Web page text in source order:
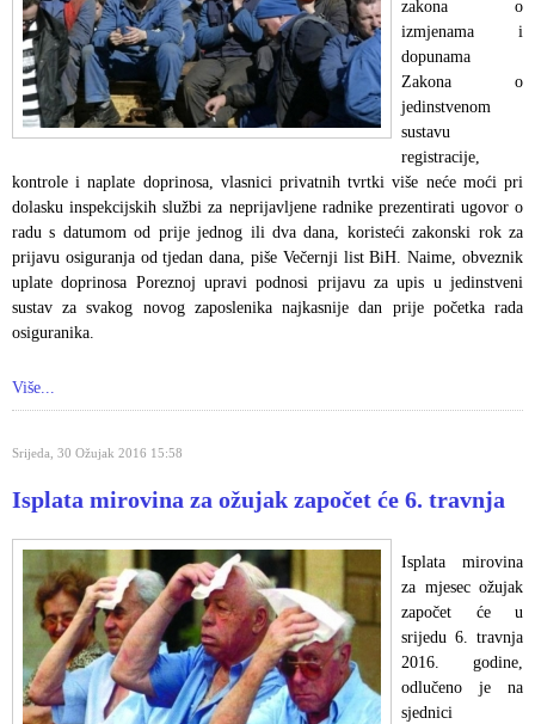
zakona o
izmjenama i
dopunama
Zakona o
jedinstvenom
sustavu
registracije,
kontrole i naplate doprinosa, vlasnici privatnih tvrtki više neće moći pri
dolasku inspekcijskih službi za neprijavljene radnike prezentirati ugovor o
radu s datumom od prije jednog ili dva dana, koristeći zakonski rok za
prijavu osiguranja od tjedan dana, piše Večernji list BiH. Naime, obveznik
uplate doprinosa Poreznoj upravi podnosi prijavu za upis u jedinstveni
sustav za svakog novog zaposlenika najkasnije dan prije početka rada
osiguranika.
Više...
Srijeda, 30 Ožujak 2016 15:58
Isplata mirovina za ožujak započet će 6. travnja
Isplata mirovina
za mjesec ožujak
započet će u
srijedu 6. travnja
2016. godine,
odlučeno je na
sjednici